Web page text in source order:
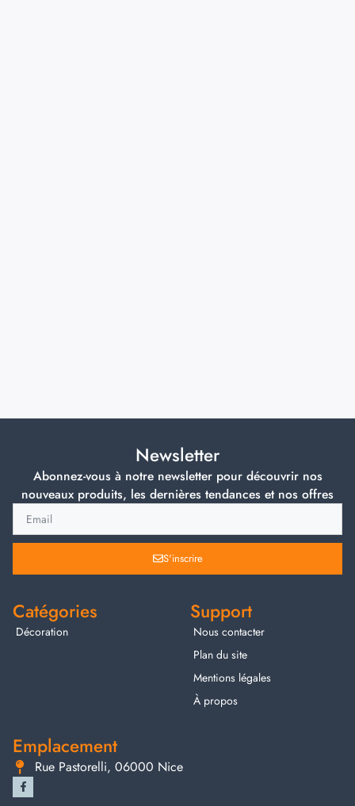
Newsletter
Abonnez-vous à notre newsletter pour découvrir nos
nouveaux produits, les dernières tendances et nos offres
S'inscrire
Catégories
Décoration
Support
Nous contacter
Plan du site
Mentions légales
À propos
Emplacement
Rue Pastorelli, 06000 Nice